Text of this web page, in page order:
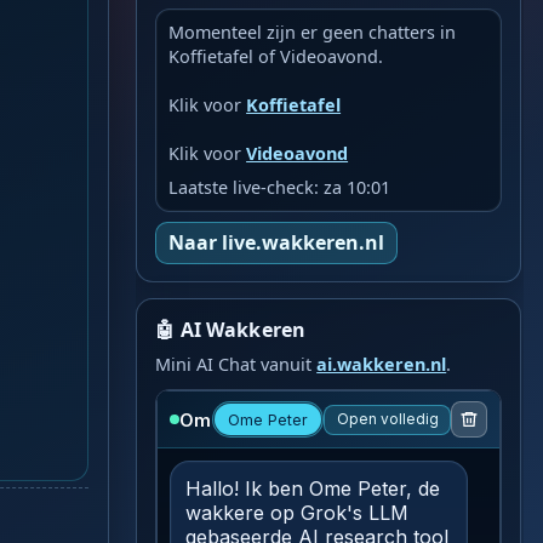
Momenteel zijn er geen chatters in
Koffietafel of Videoavond.
Klik voor Koffietafel
Klik voorVideoavond
Laatste live-check: za 10:01
Naar live.wakkeren.nl
🤖 AI Wakkeren
Mini AI Chat vanuitai.wakkeren.nl.